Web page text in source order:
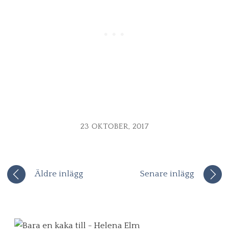
23 OKTOBER, 2017
Äldre inlägg Senare inlägg